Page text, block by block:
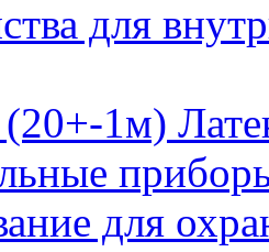
для
(20+-1м)
для